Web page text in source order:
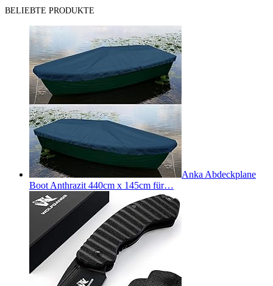
BELIEBTE PRODUKTE
Anka Abdeckplane
Boot Anthrazit 440cm x 145cm für…